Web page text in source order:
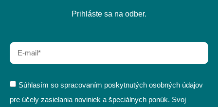
Prihláste sa na odber.
Súhlasím so spracovaním poskytnutých osobných údajov
pre účely zasielania noviniek a špeciálnych ponúk. Svoj